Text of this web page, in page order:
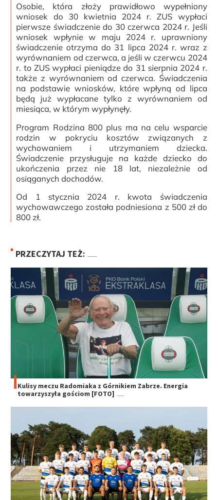
Osobie, która złoży prawidłowo wypełniony
wniosek do 30 kwietnia 2024 r. ZUS wypłaci
pierwsze świadczenie do 30 czerwca 2024 r. Jeśli
wniosek wpłynie w maju 2024 r. uprawniony
świadczenie otrzyma do 31 lipca 2024 r. wraz z
wyrównaniem od czerwca, a jeśli w czerwcu 2024
r. to ZUS wypłaci pieniądze do 31 sierpnia 2024 r.
także z wyrównaniem od czerwca. Świadczenia
na podstawie wniosków, które wpłyną od lipca
będą już wypłacane tylko z wyrównaniem od
miesiąca, w którym wypłynęły.
Program Rodzina 800 plus ma na celu wsparcie
rodzin w pokryciu kosztów związanych z
wychowaniem i utrzymaniem dziecka.
Świadczenie przysługuje na każde dziecko do
ukończenia przez nie 18 lat, niezależnie od
osiąganych dochodów.
Od 1 stycznia 2024 r. kwota świadczenia
wychowawczego została podniesiona z 500 zł do
800 zł.
PRZECZYTAJ TEŻ:
Kulisy meczu Radomiaka z Górnikiem Zabrze. Energia
towarzyszyła gościom [FOTO]